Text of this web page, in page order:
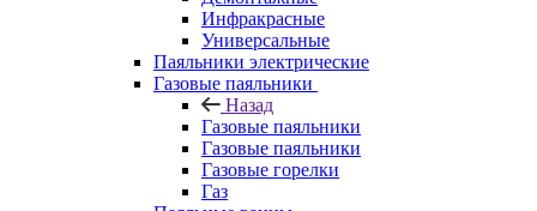
Инфракрасные
Универсальные
Паяльники электрические
Газовые паяльники
Назад
Газовые паяльники
Газовые паяльники
Газовые горелки
Газ